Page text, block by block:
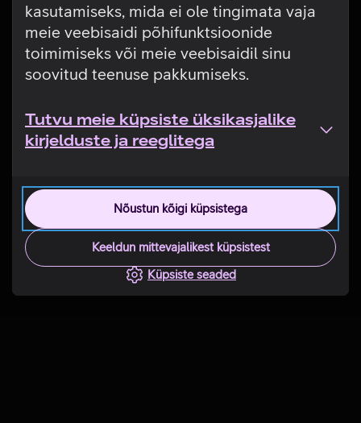
kasutamiseks, mida ei ole tingimata vaja
meie veebisaidi põhifunktsioonide
toimimiseks või meie veebisaidil sinu
soovitud teenuse pakkumiseks.
Tutvu meie küpsiste üksikasjalike
kirjelduste ja reeglitega
Nõustun kõigi küpsistega
Keeldun mittevajalikest küpsistest
Küpsiste seaded
Tehniline viga